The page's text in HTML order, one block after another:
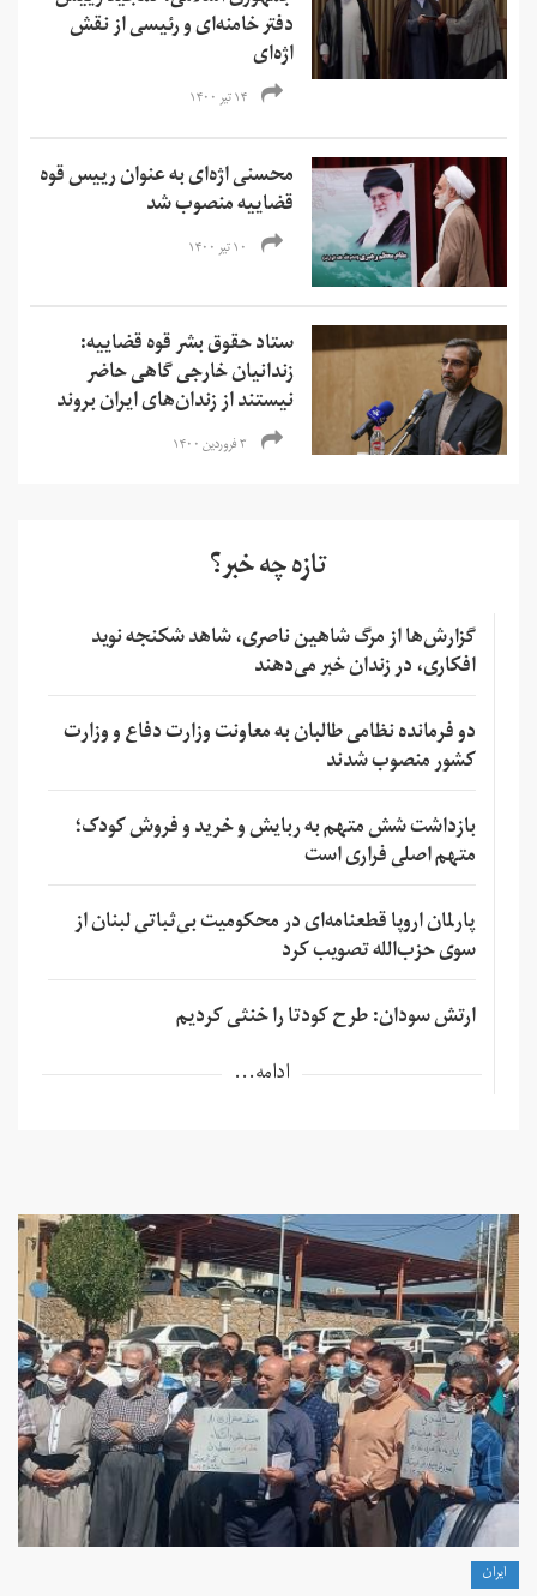
دفتر خامنه‌ای و رئیسی از نقش
اژه‌ای
۱۴ تیر ۱۴۰۰
محسنی اژه‌ای به عنوان رییس قوه
قضاییه منصوب شد
۱۰ تیر ۱۴۰۰
ستاد حقوق بشر قوه قضاییه:
زندانیان خارجی گاهی حاضر
نیستند از زندان‌های ایران بروند
۳ فروردین ۱۴۰۰
تازه چه خبر؟
گزارش‌ها از مرگ شاهین ناصری، شاهد شکنجه نوید
افکاری، در زندان خبر می‌دهند
دو فرمانده نظامی طالبان به معاونت وزارت دفاع و وزارت
کشور منصوب شدند
بازداشت شش متهم به ربایش و خرید و فروش کودک؛
متهم اصلی فراری است
پارلمان اروپا قطعنامه‌ای در محکومیت بی‌ثباتی لبنان از
سوی حزب‌الله تصویب کرد
ارتش سودان: طرح کودتا را خنثی کردیم
ادامه...
ايران